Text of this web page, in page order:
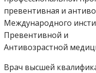
превентивная и
Международного
Превентивной и
Антивозрастной
Врач высшей